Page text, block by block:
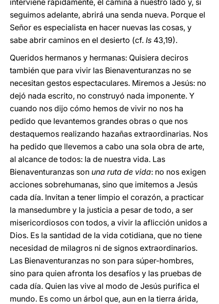
interviene rápidamente, él camina a nuestro lado y, si
seguimos adelante, abrirá una senda nueva. Porque el
Señor es especialista en hacer nuevas las cosas, y
sabe abrir caminos en el desierto (cf. Is 43,19).
Queridos hermanos y hermanas: Quisiera deciros
también que para vivir las Bienaventuranzas no se
necesitan gestos espectaculares. Miremos a Jesús: no
dejó nada escrito, no construyó nada imponente. Y
cuando nos dijo cómo hemos de vivir no nos ha
pedido que levantemos grandes obras o que nos
destaquemos realizando hazañas extraordinarias. Nos
ha pedido que llevemos a cabo una sola obra de arte,
al alcance de todos: la de nuestra vida. Las
Bienaventuranzas son una ruta de vida: no nos exigen
acciones sobrehumanas, sino que imitemos a Jesús
cada día. Invitan a tener limpio el corazón, a practicar
la mansedumbre y la justicia a pesar de todo, a ser
misericordiosos con todos, a vivir la aflicción unidos a
Dios. Es la santidad de la vida cotidiana, que no tiene
necesidad de milagros ni de signos extraordinarios.
Las Bienaventuranzas no son para súper-hombres,
sino para quien afronta los desafíos y las pruebas de
cada día. Quien las vive al modo de Jesús purifica el
mundo. Es como un árbol que, aun en la tierra árida,